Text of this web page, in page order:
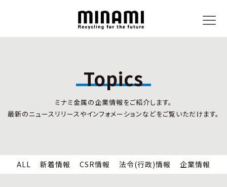
CSR情報
企業情報
事業内容
リサイクルサービス
小型家電リサイクル法
全国の回収対応
Topics
ミナミ金属の企業情報をご紹介します。
最新のニュースリリースやインフォメーションなどをご覧いただけます。
ALL 新着情報 CSR情報 法令(行政)情報 企業情報